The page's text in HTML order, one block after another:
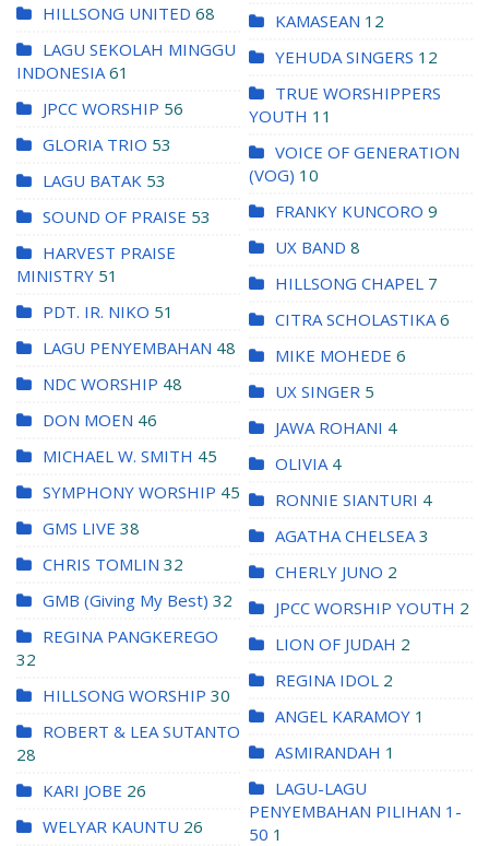
HILLSONG UNITED 68
LAGU SEKOLAH MINGGU
INDONESIA 61
JPCC WORSHIP 56
GLORIA TRIO 53
LAGU BATAK 53
SOUND OF PRAISE 53
HARVEST PRAISE
MINISTRY 51
PDT. IR. NIKO 51
LAGU PENYEMBAHAN 48
NDC WORSHIP 48
DON MOEN 46
MICHAEL W. SMITH 45
SYMPHONY WORSHIP 45
GMS LIVE 38
CHRIS TOMLIN 32
GMB (Giving My Best) 32
REGINA PANGKEREGO
32
HILLSONG WORSHIP 30
ROBERT & LEA SUTANTO
28
KARI JOBE 26
WELYAR KAUNTU 26
KAMASEAN 12
YEHUDA SINGERS 12
TRUE WORSHIPPERS
YOUTH 11
VOICE OF GENERATION
(VOG) 10
FRANKY KUNCORO 9
UX BAND 8
HILLSONG CHAPEL 7
CITRA SCHOLASTIKA 6
MIKE MOHEDE 6
UX SINGER 5
JAWA ROHANI 4
OLIVIA 4
RONNIE SIANTURI 4
AGATHA CHELSEA 3
CHERLY JUNO 2
JPCC WORSHIP YOUTH 2
LION OF JUDAH 2
REGINA IDOL 2
ANGEL KARAMOY 1
ASMIRANDAH 1
LAGU-LAGU
PENYEMBAHAN PILIHAN 1-
50 1